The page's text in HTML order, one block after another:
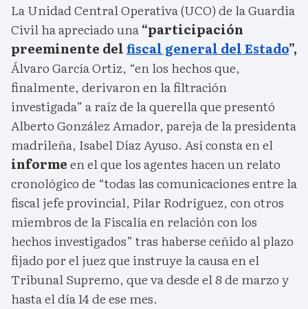
La Unidad Central Operativa (UCO) de la Guardia
Civil ha apreciado una“participación
preeminente delfiscal general del Estado”,
Álvaro García Ortiz, “en los hechos que,
finalmente, derivaron en la filtración
investigada” a raíz de la querella que presentó
Alberto González Amador, pareja de la presidenta
madrileña, Isabel Díaz Ayuso. Así consta en el
informeen el que los agentes hacen un relato
cronológico de “todas las comunicaciones entre la
fiscal jefe provincial, Pilar Rodríguez, con otros
miembros de la Fiscalía en relación con los
hechos investigados” tras haberse ceñido al plazo
fijado por el juez que instruye la causa en el
Tribunal Supremo, que va desde el 8 de marzo y
hasta el día 14 de ese mes.